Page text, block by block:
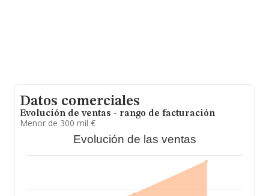
Datos comerciales
Evolución de ventas - rango de facturación
Menor de 300 mil €
Evolución de las ventas